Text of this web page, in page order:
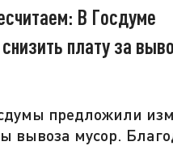
В Госдуме
плату за
предложили
вывоза мусор.